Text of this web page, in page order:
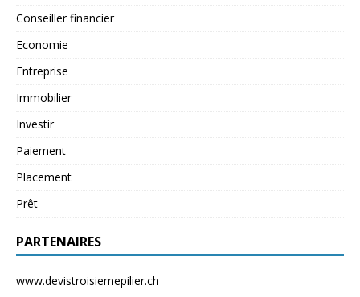
Conseiller financier
Economie
Entreprise
Immobilier
Investir
Paiement
Placement
Prêt
PARTENAIRES
www.devistroisiemepilier.ch